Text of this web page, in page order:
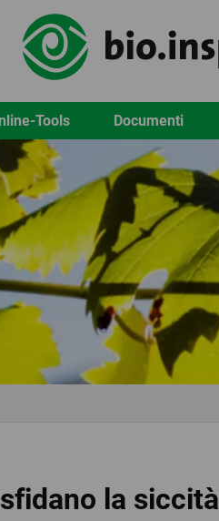
Tools Documenti
la siccità